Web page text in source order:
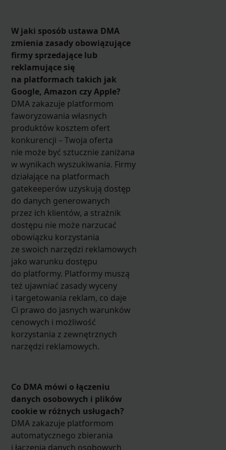
W jaki sposób ustawa DMA
zmienia zasady obowiązujące
firmy sprzedające lub
reklamujące się
na platformach takich jak
Google, Amazon czy Apple?
DMA zakazuje platformom
faworyzowania własnych
produktów kosztem ofert
konkurencji – Twoja oferta
nie może być sztucznie zaniżana
w wynikach wyszukiwania. Firmy
działające na platformach
gatekeeperów uzyskują dostęp
do danych generowanych
przez ich klientów, a strażnik
dostępu nie może narzucać
obowiązku korzystania
ze swoich narzędzi reklamowych
jako warunku dostępu
do platformy. Platformy muszą
też ujawniać zasady wyceny
i targetowania reklam, co daje
Ci prawo do jasnych warunków
cenowych i możliwość
korzystania z zewnętrznych
narzędzi reklamowych.
Co DMA mówi o łączeniu
danych osobowych i plików
cookie w różnych usługach?
DMA zakazuje platformom
automatycznego zbierania
i łączenia danych osobowych